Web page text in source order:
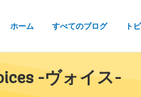
ホーム すべてのブログ ト
-ヴォイス-